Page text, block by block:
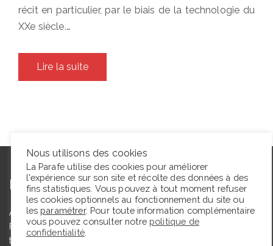
récit en particulier, par le biais de la technologie du
XXe siècle.…
Lire la suite
L’autrice
Agrégée de lettres modernes et docteure en études théâtrales,
Floriane Toussaint est maîtresse de conférences en études
théâtrales à l’Université de Caen Normandie et membre du
Nous utilisons des cookies
La Parafe utilise des cookies pour améliorer
l'expérience sur son site et récolte des données à des
fins statistiques. Vous pouvez à tout moment refuser
les cookies optionnels au fonctionnement du site ou
les paramétrer. Pour toute information complémentaire
vous pouvez consulter notre politique de
confidentialité.